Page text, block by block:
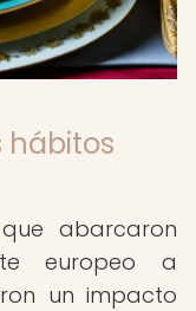
hábitos
abarcaron
europeo a
un impacto